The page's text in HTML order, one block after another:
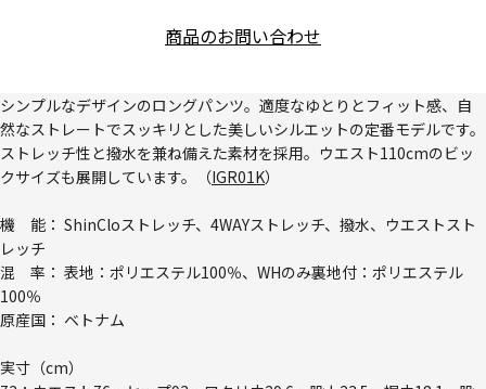
商品のお問い合わせ
シンプルなデザインのロングパンツ。適度なゆとりとフィット感、自
然なストレートでスッキリとした美しいシルエットの定番モデルです。
ストレッチ性と撥水を兼ね備えた素材を採用。ウエスト110cmのビッ
クサイズも展開しています。（IGR01K）
機 能： ShinCloストレッチ、4WAYストレッチ、撥水、ウエストスト
レッチ
混 率： 表地：ポリエステル100％、WHのみ裏地付：ポリエステル
100％
原産国： ベトナム
実寸（cm）